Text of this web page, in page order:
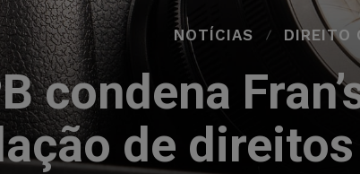
NOTÍCIAS DIREITO
condena
de